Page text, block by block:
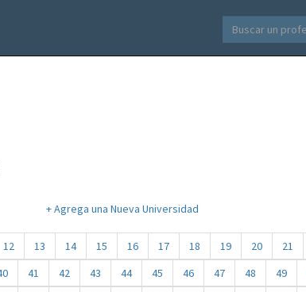
+ Agrega una Nueva Universidad
12 13 14 15 16 17 18 19 20 21
41 42 43 44 45 46 47 48 49